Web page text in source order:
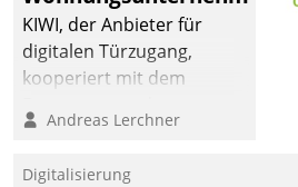
KIWI, der Anbieter für
digitalen Türzugang,
kooperiert mit dem
Softwareentwicklungshaus
Andreas Lerchner
Digitalisierung